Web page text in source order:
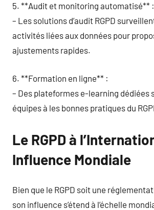
5. **Audit et monitoring automatisé** :
– Les solutions d’audit RGPD
activités liées aux données pour
ajustements rapides.
6. **Formation en ligne** :
– Des plateformes e-learning dédiées
équipes à les bonnes pratiques du
Le RGPD à
Influence Mondiale
Bien que le RGPD soit une
son influence s’étend à l’échelle